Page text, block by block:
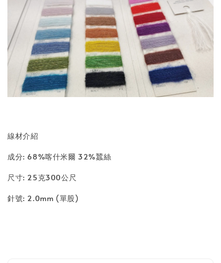
線材介紹
成分: 68%喀什米爾 32%蠶絲
尺寸: 25克300公尺
針號: 2.0mm (單股)